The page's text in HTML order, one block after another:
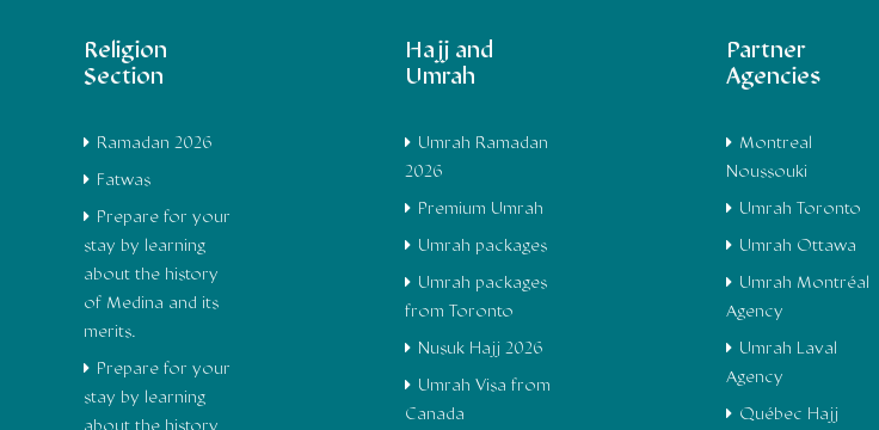
Religion
Section
Ramadan 2026
Fatwas
Prepare for your
stay by learning
about the history
of Medina and its
merits.
Prepare for your
stay by learning
Hajj and
Umrah
Umrah Ramadan
2026
Premium Umrah
Umrah packages
Umrah packages
from Toronto
Nusuk Hajj 2026
Umrah Visa from
Canada
Partner
Agencies
Montreal
Noussouki
Umrah Toronto
Umrah Ottawa
Umrah Montréal
Agency
Umrah Laval
Agency
Québec Hajj